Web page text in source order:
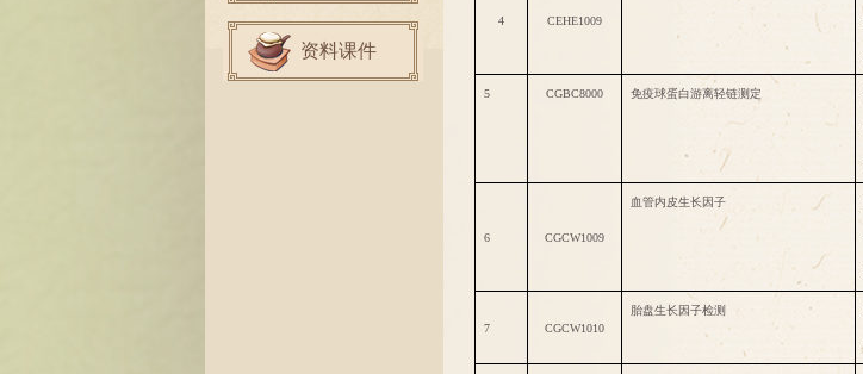
资料课件
4 CEHE1009
5 CGBC8000 免疫球蛋白游离轻链测定
6 CGCW1009
血管内皮生长因子
7 CGCW1010
胎盘生长因子检测